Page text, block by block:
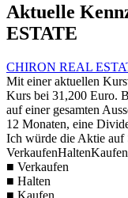
Aktuelle
ESTATE
CHIRON REAL
Mit einer aktuellen
Kurs bei 31,200 Euro.
auf einer gesamten
12 Monaten, eine
Ich würde die Aktie auf
VerkaufenHaltenKaufen
■ Verkaufen
■ Halten
■ Kaufen